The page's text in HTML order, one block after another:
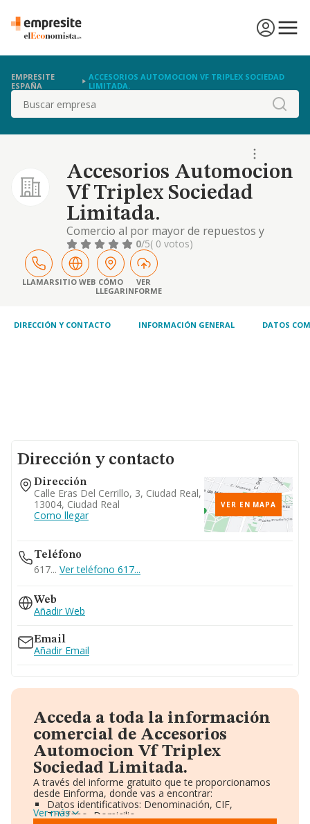
EMPRESITE
ESPAÑA
ACCESORIOS AUTOMOCION VF TRIPLEX SOCIEDAD
LIMITADA.
Buscar
Accesorios Automocion
Vf Triplex Sociedad
Limitada.
Comercio al por mayor de repuestos y
accesorios de vehículos a motor. cnae 4531.
comercio al por menor de respuestos y
accesorios de vehículos a motor. cnae 4532
0/5( 0 votos)
LLAMARSITIO WEB CÓMO
LLEGAR
VER
INFORME
DIRECCIÓN Y CONTACTO INFORMACIÓN GENERAL DATOS
Dirección y contacto
Dirección
Calle Eras Del Cerrillo, 3, Ciudad Real,
13004, Ciudad Real
Como llegar
VER EN MAPA
Teléfono
617... Ver teléfono 617...
Web
Añadir Web
Email
Añadir Email
Acceda a toda la información
comercial de Accesorios
Automocion Vf Triplex
Sociedad Limitada.
A través del informe gratuito que te proporcionamos
desde Einforma, donde vas a encontrar:
Datos identificativos: Denominación, CIF,
Teléfono, Domicilio.
Ver más